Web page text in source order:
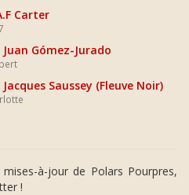
Carter
Gómez-Jurado
Saussey (Fleuve Noir)
à-jour de Polars Pourpres,
!